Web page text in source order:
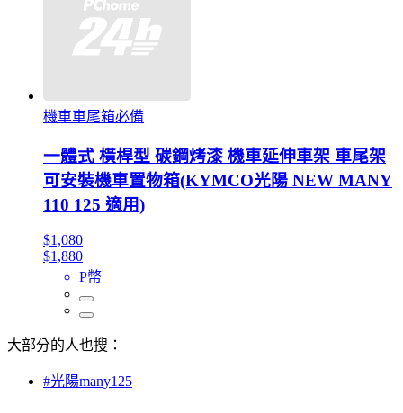
機車車尾箱必備
一體式 橫桿型 碳鋼烤漆 機車延伸車架 車尾架
可安裝機車置物箱(KYMCO光陽 NEW MANY
110 125 適用)
$1,080
$1,880
P幣
大部分的人也搜：
#光陽many125